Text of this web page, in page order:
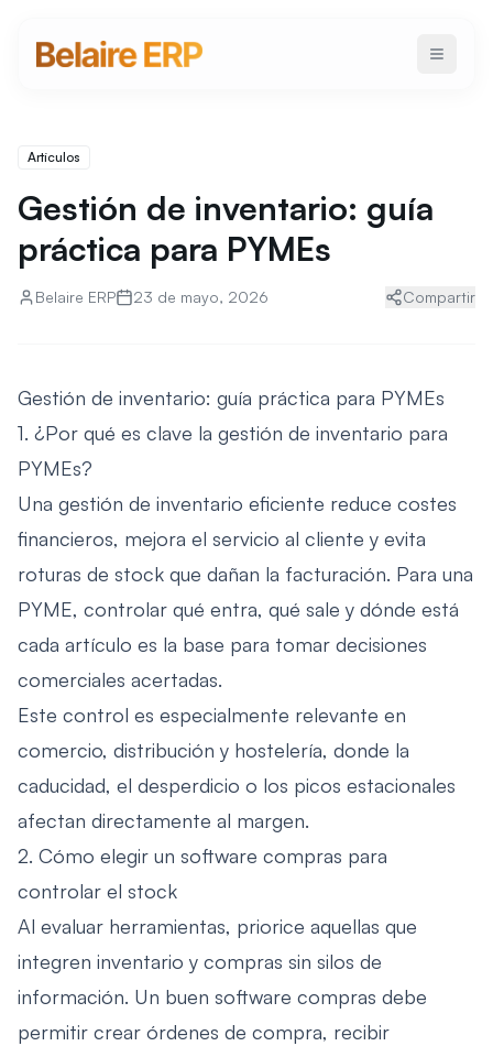
Artículos
Gestión de inventario: guía
práctica para PYMEs
Belaire ERP 23 de mayo, 2026 Compartir
Gestión de inventario: guía práctica para PYMEs
1. ¿Por qué es clave la gestión de inventario para
PYMEs?
Una gestión de inventario eficiente reduce costes
financieros, mejora el servicio al cliente y evita
roturas de stock que dañan la facturación. Para una
PYME, controlar qué entra, qué sale y dónde está
cada artículo es la base para tomar decisiones
comerciales acertadas.
Este control es especialmente relevante en
comercio, distribución y hostelería, donde la
caducidad, el desperdicio o los picos estacionales
afectan directamente al margen.
2. Cómo elegir un software compras para
controlar el stock
Al evaluar herramientas, priorice aquellas que
integren inventario y compras sin silos de
información. Un buen software compras debe
permitir crear órdenes de compra, recibir